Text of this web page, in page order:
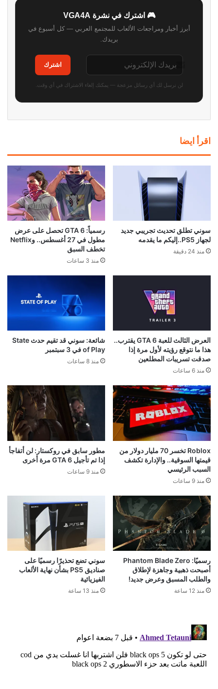
🎮 اشترك في نشرة VGA4A
أبرز أخبار ومراجعات الألعاب للمجتمع العربي — كل أسبوع في
بريدك.
اشترك
لن نرسل لك أي رسائل مزعجة — يمكنك إلغاء الاشتراك في أي وقت.
اقرأ ايضا
سوني تطلق تحديث تجريبي جديد
لجهاز PS5..إليكم ما يقدمه
منذ 24 دقيقة
رسمياً: GTA 6 تحصل على عرض
مطول في 27 أغسطس.. وNetflix
تخطف السبق
منذ 3 ساعات
العرض الثالث للعبة GTA 6 يقترب..
هذا ما نتوقع رؤيته لأول مرة إذا
صدقت تسريبات المطلعين
منذ 6 ساعات
شائعة: سوني قد تقيم حدث State
of Play في 3 سبتمبر
منذ 8 ساعات
Roblox تخسر 70 مليار دولار من
قيمتها السوقية.. والإدارة تكشف
السبب الرئيسي
منذ 9 ساعات
مطور سابق في روكستار: لن أتفاجأ
إذا تم تأجيل GTA 6 مرة أخرى
منذ 9 ساعات
رسميًا: Phantom Blade Zero
أصبحت ذهبية وجاهزة لإطلاق
والطلب المسبق وعرض جديد!
منذ 12 ساعة
سوني تضع تحذيرًا رسميًا على
صناديق PS5 بشأن نهاية الألعاب
الفيزيائية
منذ 13 ساعة